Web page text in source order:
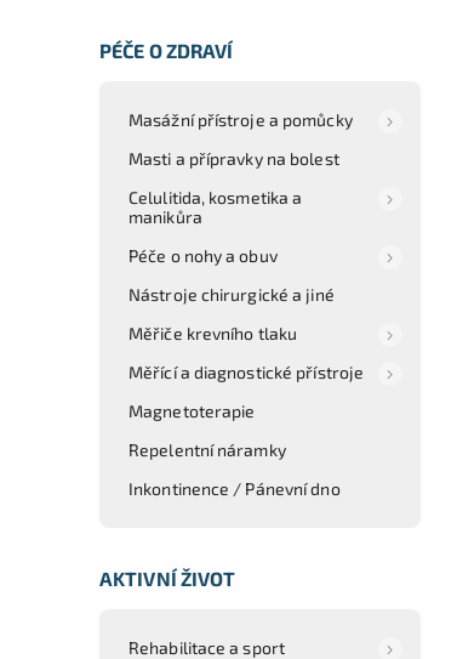
PÉČE O ZDRAVÍ
Masážní přístroje a pomůcky
Masti a přípravky na bolest
Celulitida, kosmetika a
manikůra
Péče o nohy a obuv
Nástroje chirurgické a jiné
Měřiče krevního tlaku
Měřící a diagnostické přístroje
Magnetoterapie
Repelentní náramky
Inkontinence / Pánevní dno
AKTIVNÍ ŽIVOT
Rehabilitace a sport